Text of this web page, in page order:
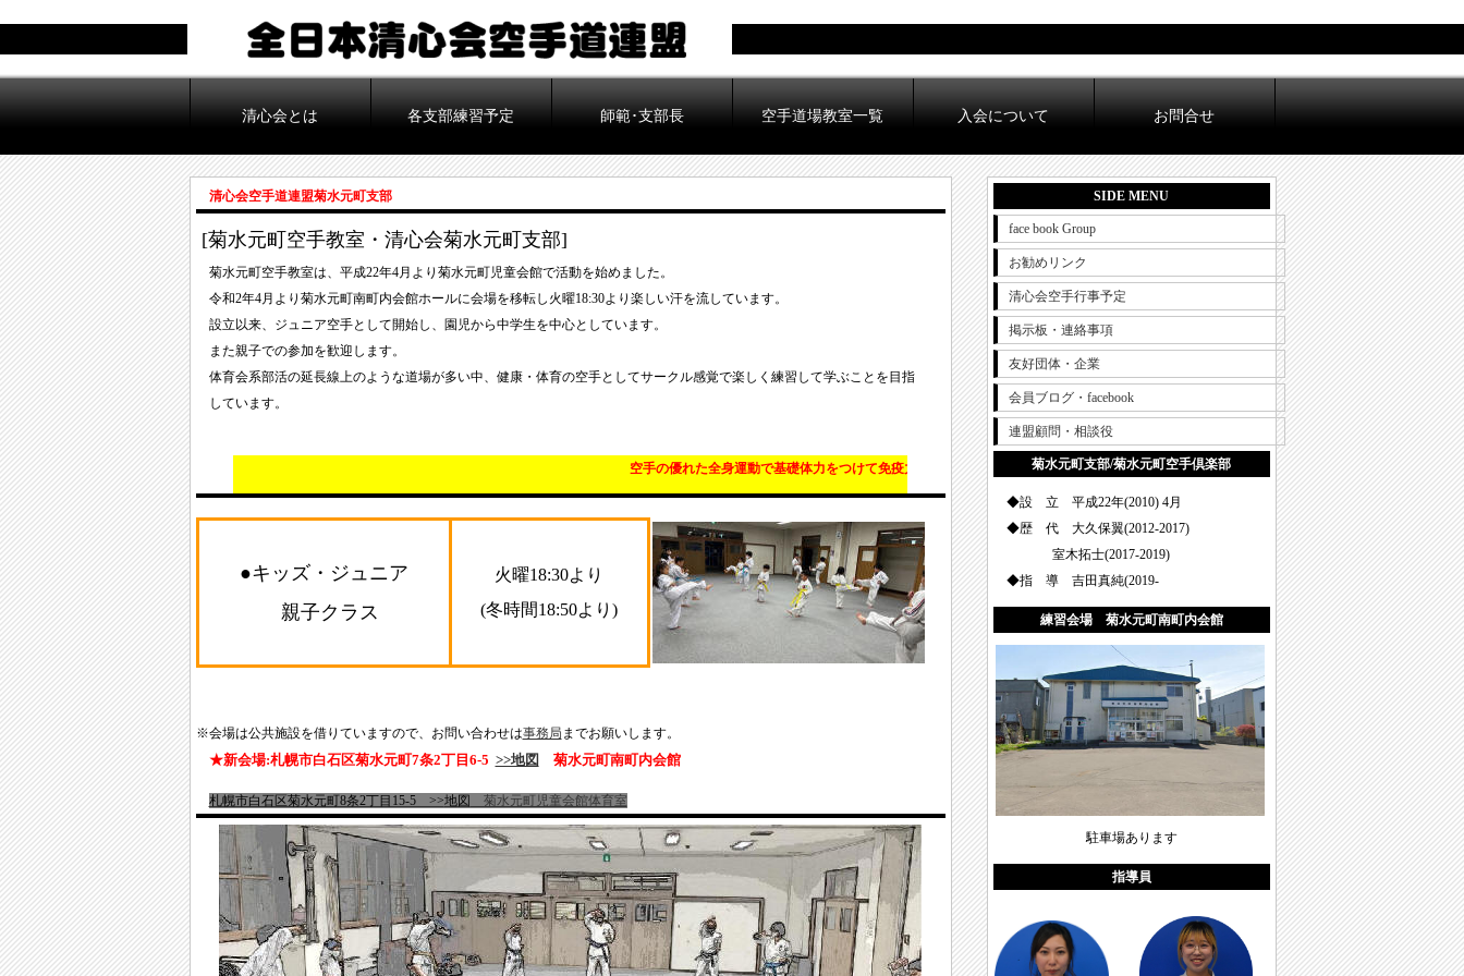
清心会とは 各支部練習予定 師範･支部長 空手道場教室一覧 入会について お問合せ
清心会空手道連盟菊水元町支部
[菊水元町空手教室・清心会菊水元町支部]
菊水元町空手教室は、平成22年4月より菊水元町児童会館で活動を始めました。
令和2年4月より菊水元町南町内会館ホールに会場を移転し火曜18:30より楽しい汗を流しています。
設立以来、ジュニア空手として開始し、園児から中学生を中心としています。
また親子での参加を歓迎します。
体育会系部活の延長線上のような道場が多い中、健康・体育の空手としてサークル感覚で楽しく練習して学ぶことを目指
しています。
空手の優れた全身運動で基礎体力をつけて免疫力をアップしよう!!
●キッズ・ジュニア
親子クラス
火曜18:30より
(冬時間18:50より)
※会場は公共施設を借りていますので、お問い合わせは事務局 までお願いします。
★新会場:札幌市白石区菊水元町7条2丁目6-5 >>地図 菊水元町南町内会館
札幌市白石区菊水元町8条2丁目15-5 >>地図 菊水元町児童会館体育室
SIDE MENU
face book Group
お勧めリンク
清心会空手行事予定
掲示板・連絡事項
友好団体・企業
会員ブログ・facebook
連盟顧問・相談役
菊水元町支部/菊水元町空手倶楽部
◆設 立 平成22年(2010) 4月
◆歴 代 大久保翼(2012-2017)
室木拓士(2017-2019)
◆指 導 吉田真純(2019-
練習会場 菊水元町南町内会館
駐車場あります
指導員